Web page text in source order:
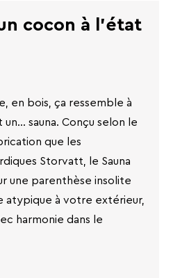
cocon à l'état
en bois, ça ressemble à
sauna. Conçu selon le
que les
Storvatt, le Sauna
une parenthèse insolite
atypique à votre extérieur,
harmonie dans le